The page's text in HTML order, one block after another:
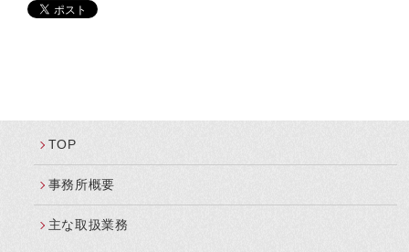
TOP
事務所概要
主な取扱業務